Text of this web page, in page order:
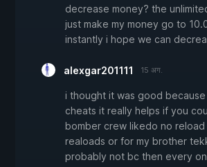
decrease money? the
just make my money go to
instantly i hope we can
alexgar201111 15 अग.
i thought it was good
cheats it really helps if you
bomber crew likedo no
realoads or for my brother
probably not bc then every